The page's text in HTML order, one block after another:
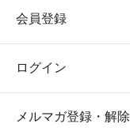
会員登録
ログイン
メルマガ登録・解除